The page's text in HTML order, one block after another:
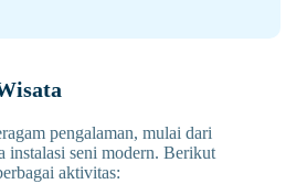
pengalaman, mulai dari
instalasi seni modern. Berikut
aktivitas: